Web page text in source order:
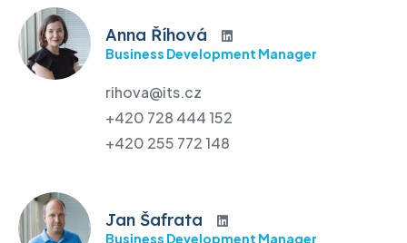
Anna Říhová
Business Development Manager
rihova@its.cz
+420 728 444 152
+420 255 772 148
Jan Šafrata
Business Development Manager